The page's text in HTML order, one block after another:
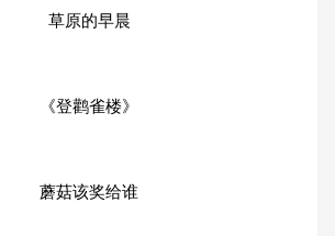
草原的早晨
《登鹳雀楼》
蘑菇该奖给谁